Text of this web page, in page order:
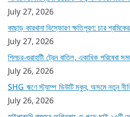
July 27, 2026
কাছাড় কারখানা বিস্ফোরণ ক্ষতিপূরণ: চার
July 27, 2026
শিলচর-গুৱাহাটী ট্রেন বাতিল, একাধিক পরিষেবা
July 26, 2026
SHG ঋণে স্ট্যাম্প ডিউটি মকুব, অসমে নতুন
July 26, 2026